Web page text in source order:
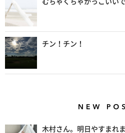
チン！チン！
木村さん。明日やすまれ